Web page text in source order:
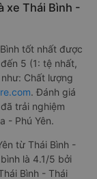
xe Thái Bình -
tốt nhất được
5 (1: tệ nhất,
Chất lượng
. Đánh giá
trải nghiệm
- Phú Yên.
từ Thái Bình -
là 4.1/5 bởi
Bình - Thái